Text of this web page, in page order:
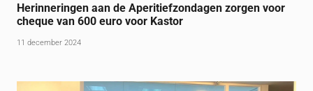
Herinneringen aan de Aperitiefzondagen zorgen voor
cheque van 600 euro voor Kastor
11 december 2024